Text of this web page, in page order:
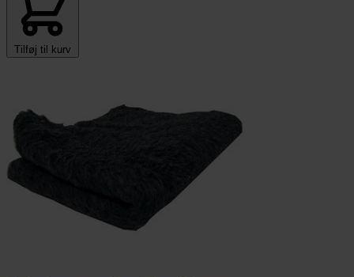
Tilføj til kurv